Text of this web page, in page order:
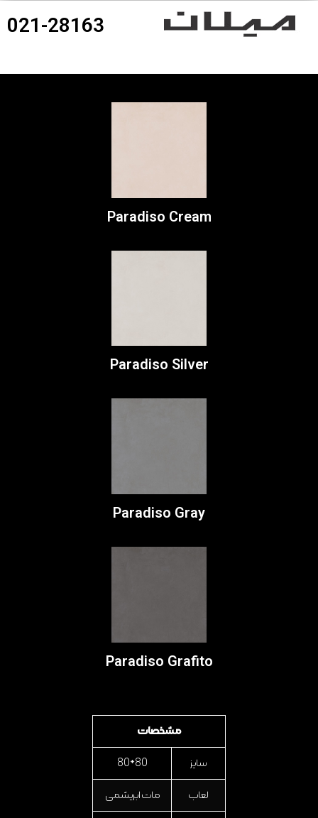
021-28163
Paradiso Cream
Paradiso Silver
Paradiso Gray
Paradiso Grafito
مشخصات
سایز 80*80
لعاب مات ابریشمی